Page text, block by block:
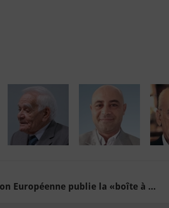
Européenne publie la «boîte à ...